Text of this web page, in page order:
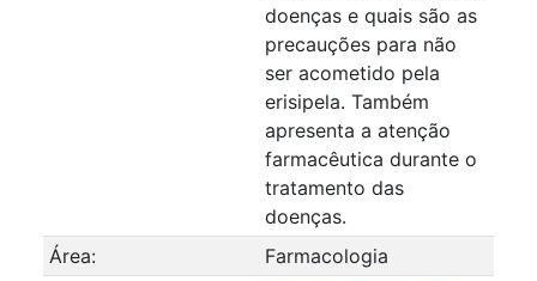
doenças e quais são as
precauções para não
ser acometido pela
erisipela. Também
apresenta a atenção
farmacêutica durante o
tratamento das
doenças.
Área:
Farmacologia